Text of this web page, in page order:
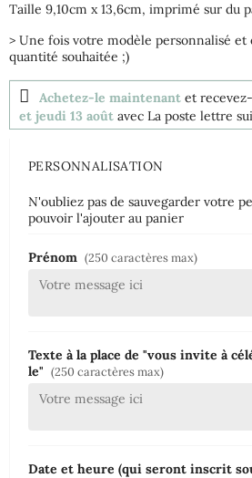
Taille 9,10cm x 13,6cm, imprimé sur du
> Une fois votre modèle personnalisé et
quantité souhaitée ;)
Achetez-le maintenant et
et jeudi 13 août avec La poste lettre
PERSONNALISATION
N'oubliez pas de sauvegarder votre
pouvoir l'ajouter au panier
Prénom (250 caractères max)
Texte à la place de "vous invite à
le" (250 caractères max)
Date et heure (qui seront inscrit